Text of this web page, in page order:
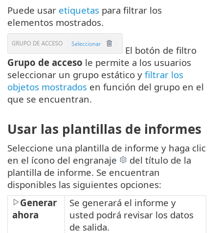
Puede usar etiquetas para filtrar los
elementos mostrados.
El botón de filtro
Grupo de acceso le permite a los usuarios
seleccionar un grupo estático y filtrar los
objetos mostrados en función del grupo en el
que se encuentran.
Usar las plantillas de informes
Seleccione una plantilla de informe y haga clic
en el ícono del engranaje
del título de la
plantilla de informe. Se encuentran
disponibles las siguientes opciones:
Generar
ahora
Se generará el informe y
usted podrá revisar los datos
de salida.